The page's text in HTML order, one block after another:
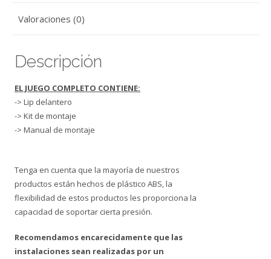
Valoraciones (0)
Descripción
EL JUEGO COMPLETO CONTIENE:
-> Lip delantero
-> Kit de montaje
-> Manual de montaje
Tenga en cuenta que la mayoría de nuestros
productos están hechos de plástico ABS, la
flexibilidad de estos productos les proporciona la
capacidad de soportar cierta presión.
Recomendamos encarecidamente que las
instalaciones sean realizadas por un